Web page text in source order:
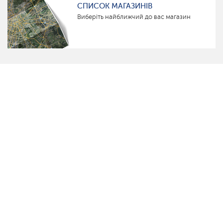
СПИСОК МАГАЗИНІВ
Виберіть найближчий до вас магазин